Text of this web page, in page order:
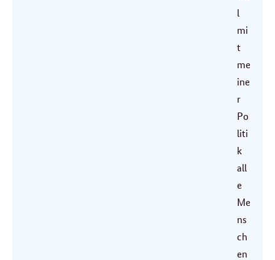
l
mi
t
me
ine
r
Po
liti
k
all
e
Me
ns
ch
en